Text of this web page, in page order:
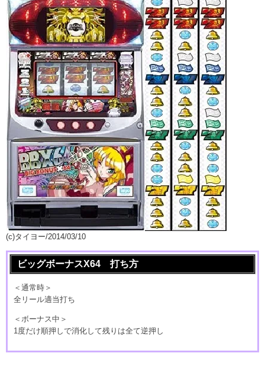
(c)タイヨー/2014/03/10
ビッグボーナスX64 打ち方
＜通常時＞
全リール適当打ち
＜ボーナス中＞
1度だけ順押しで消化して残りは全て逆押し